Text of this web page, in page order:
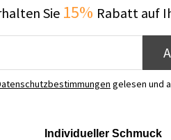
Sie 15% Rabatt auf
gelesen und
Individueller Schmuck